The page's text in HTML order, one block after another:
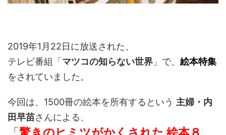
2019年1月22日に放送された、
テレビ番組「マツコの知らない世界 」で、 絵本特集
をされていました。
今回は、1500冊の絵本を所有するという 主婦・内
田早苗さんによる、
「驚きのヒミツがかくされた 絵本８